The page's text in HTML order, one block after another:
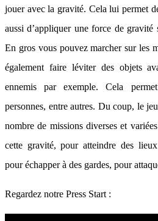
jouer avec la gravité. Cela lui permet
aussi d’appliquer une force de gravité
En gros vous pouvez marcher sur les
également faire léviter des objets
ennemis par exemple. Cela
personnes, entre autres. Du coup, le
nombre de missions diverses et
cette gravité, pour atteindre des lieux
pour échapper à des gardes, pour
Regardez notre Press Start :